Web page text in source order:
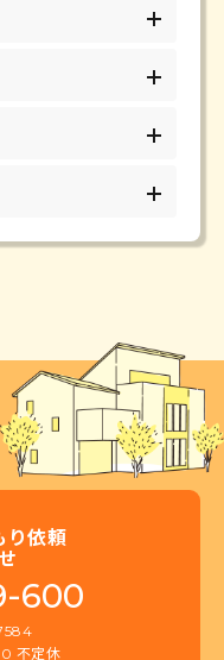
り依頼
600
不定休